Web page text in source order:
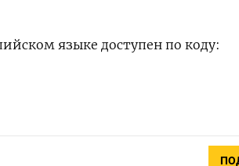
языке ​доступен по ‌коду: